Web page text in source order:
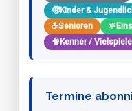
🧒Kinder &
☕Senioren 🌱
🧠 Kenner /
Termine